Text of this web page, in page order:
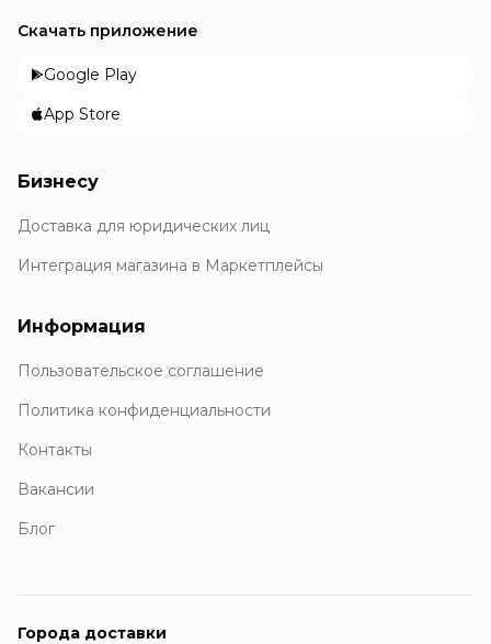
Скачать приложение
Google Play
App Store
Бизнесу
Доставка для юридических лиц
Интеграция магазина в Маркетплейсы
Информация
Пользовательское соглашение
Политика конфиденциальности
Контакты
Вакансии
Блог
Города доставки